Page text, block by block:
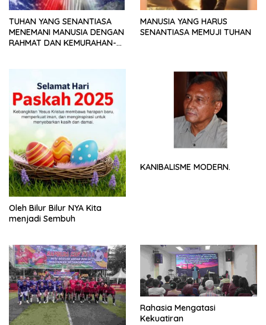
TUHAN YANG SENANTIASA
MENEMANI MANUSIA DENGAN
RAHMAT DAN KEMURAHAN-
MANUSIA YANG HARUS
SENANTIASA MEMUJI TUHAN
Oleh Bilur Bilur NYA Kita
menjadi Sembuh
KANIBALISME MODERN.
Rahasia Mengatasi
Kekuatiran